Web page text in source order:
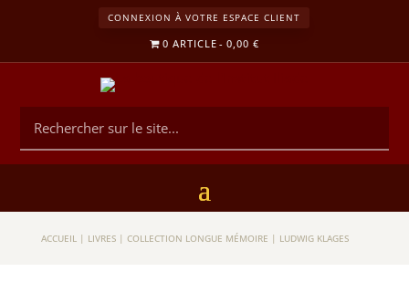
CONNEXION À VOTRE ESPACE CLIENT
0 ARTICLE 0,00 €
ACCUEIL| LIVRES| COLLECTION LONGUE MÉMOIRE | LUDWIG KLAGES